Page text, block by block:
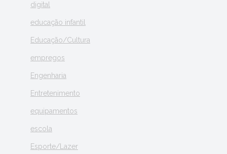
digital
educação infantil
Educação/Cultura
empregos
Engenharia
Entretenimento
equipamentos
escola
Esporte/Lazer